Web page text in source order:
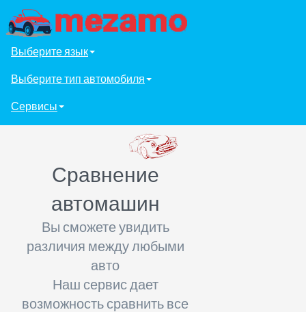
Выберите язык
Выберите тип автомобиля
Сервисы
Сравнение
автомашин
Вы сможете увидить
различия между любыми
авто
Наш сервис дает
возможность сравнить все